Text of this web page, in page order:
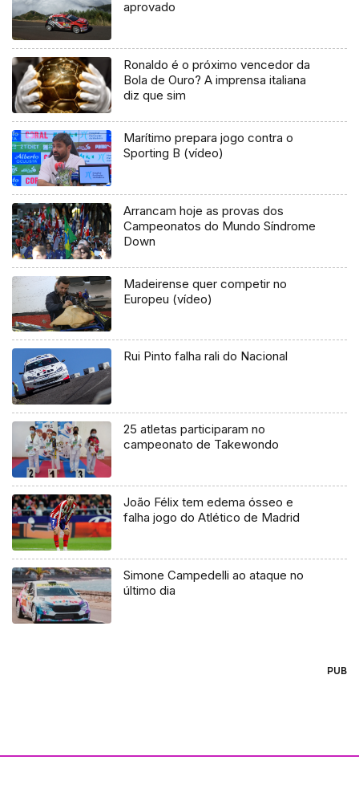
aprovado
Ronaldo é o próximo vencedor da
Bola de Ouro? A imprensa italiana
diz que sim
Marítimo prepara jogo contra o
Sporting B (vídeo)
Arrancam hoje as provas dos
Campeonatos do Mundo Síndrome
Down
Madeirense quer competir no
Europeu (vídeo)
Rui Pinto falha rali do Nacional
25 atletas participaram no
campeonato de Takewondo
João Félix tem edema ósseo e
falha jogo do Atlético de Madrid
Simone Campedelli ao ataque no
último dia
PUB